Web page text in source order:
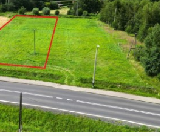
Dzialki
Lokale
Hale
Obiekty